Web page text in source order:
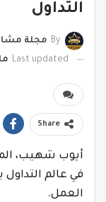
التداول
By مجلة
Last updated مايو
Share
أيوب شهيب،
في عالم التداول
العمل.